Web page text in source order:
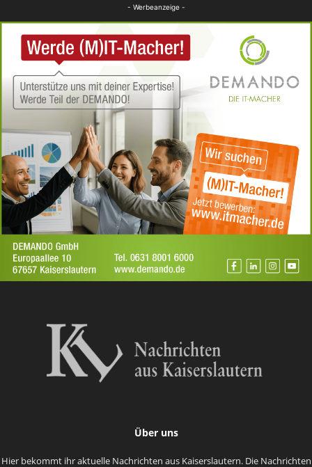
- Werbeanzeige -
Über uns
Hier bekommt ihr aktuelle Nachrichten aus Kaiserslautern. Die Nachrichten